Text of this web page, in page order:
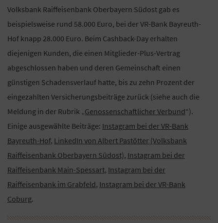
Volksbank Raiffeisenbank Oberbayern Südost gab es
beispielsweise rund 58.000 Euro, bei der VR-Bank Bayreuth-
Hof knapp 28.000 Euro. Beim Cashback-Day erhalten
diejenigen Kunden, die einen Mitglieder-Plus-Vertrag
abgeschlossen haben und deren Gemeinschaft einen
günstigen Schadensverlauf hatte, bis zu zehn Prozent der
eingezahlten Versicherungsbeiträge zurück (siehe auch die
Meldung in der Rubrik „Genossenschaftlicher Verbund“).
Einige ausgewählte Beiträge: Instagram bei der VR-Bank
Bayreuth-Hof, LinkedIn von Albert Pastötter (Volksbank
Raiffeisenbank Oberbayern Südost), Instagram bei der
Raiffeisenbank Main-Spessart, Instagram bei der
Raiffeisenbank im Grabfeld, Instagram bei der VR-Bank
Coburg.